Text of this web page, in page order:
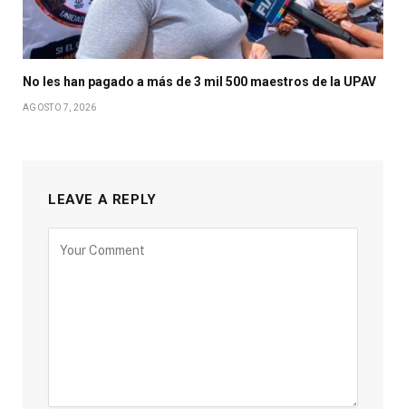
No les han pagado a más de 3 mil 500 maestros de la UPAV
AGOSTO 7, 2026
LEAVE A REPLY